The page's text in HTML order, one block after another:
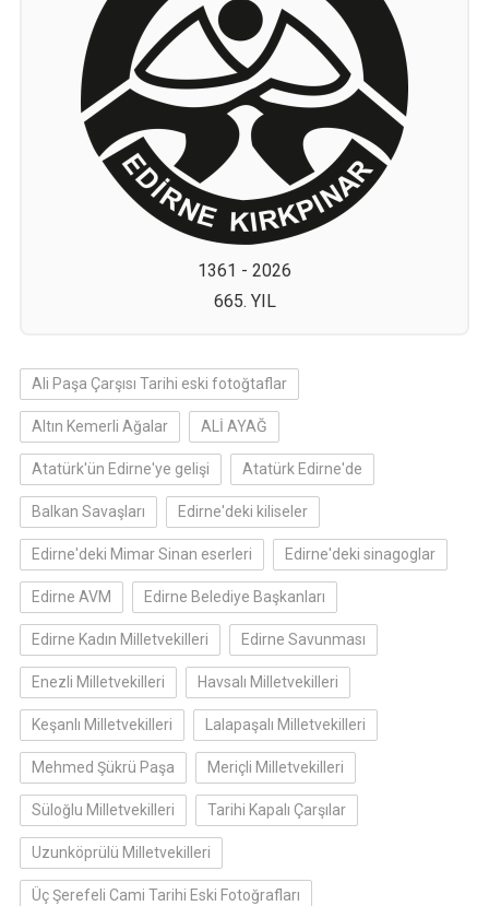
1361 - 2026
665. YIL
Ali Paşa Çarşısı Tarihi eski fotoğtaflar
Altın Kemerli Ağalar ALİ AYAĞ
Atatürk'ün Edirne'ye gelişi Atatürk Edirne'de
Balkan Savaşları Edirne'deki kiliseler
Edirne'deki Mimar Sinan eserleri Edirne'deki sinagoglar
Edirne AVM Edirne Belediye Başkanları
Edirne Kadın Milletvekilleri Edirne Savunması
Enezli Milletvekilleri Havsalı Milletvekilleri
Keşanlı Milletvekilleri Lalapaşalı Milletvekilleri
Mehmed Şükrü Paşa Meriçli Milletvekilleri
Süloğlu Milletvekilleri Tarihi Kapalı Çarşılar
Uzunköprülü Milletvekilleri
Üç Şerefeli Cami Tarihi Eski Fotoğrafları